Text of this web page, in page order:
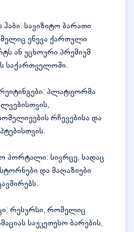
სავიზიტო ბარათი
ეწევა ქართული
ან უცხოური პრემიუმ
საქართველოში.
პლატფორმა
რჩევებისა და
პორტალი: სივრცე, სადაც
და მაღაზიები
რესურსი, რომელიც
საუკეთესო ბარების,